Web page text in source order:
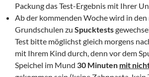
Packung das Test-Ergebnis mit Ihrer
Ab der kommenden Woche wird in den
Grundschulen zu Spucktests
Test bitte möglichst gleich morgens
mit Ihrem Kind durch, denn vor dem
Speichel im Mund 30 Minuten mit